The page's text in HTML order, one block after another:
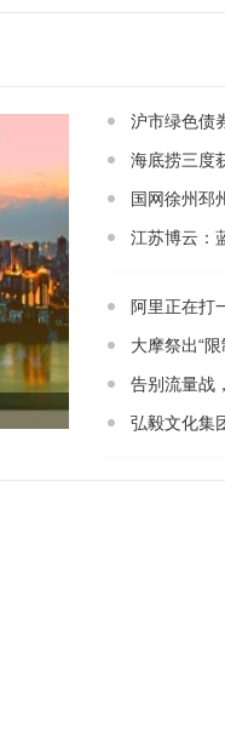
沪市绿色债
海底捞三度
国网徐州邳
江苏博云：
阿里正在打
大摩祭出“
告别流量战
弘毅文化集